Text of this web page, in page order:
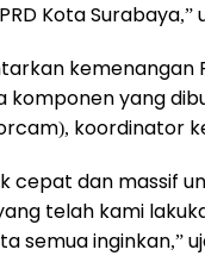
Kota
kemenangan
komponen yang
koordinator
cepat dan massif
telah kami
semua inginkan,”